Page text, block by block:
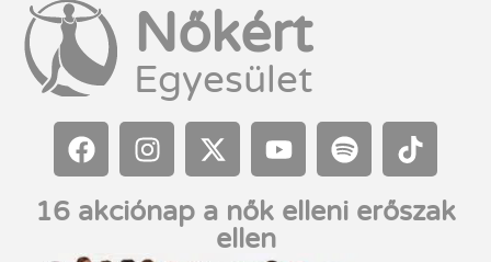
Nőkért
Egyesület
16 akciónap a nők elleni erőszak
ellen